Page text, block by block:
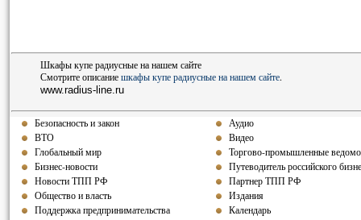
Шкафы купе радиусные на нашем сайте
Смотрите описаниешкафы купе радиусные на нашем сайте.
www.radius-line.ru
Безопасность и закон
ВТО
Глобальный мир
Бизнес-новости
Новости ТПП РФ
Общество и власть
Поддержка предпринимательства
Аудио
Видео
Торгово-промышленные
Путеводитель российского
Партнер ТПП РФ
Издания
Календарь